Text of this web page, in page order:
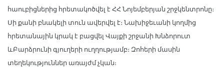
հաուբիցներից հրետակոծվել է ՀՀ Նոյեմբերյան շրջկենտրոնը։
Սի քանի բնակելի տուն ավերվել է։ Նախիջեւանի կողմից
հրետանային կրակ է բացվել Վայքի շրջանի Խնձորուտ
ևԲարձրունի գյուղերի ուղղությամբ։ Զոհերի մասին
տեղեկություններ առայժմ չկան։